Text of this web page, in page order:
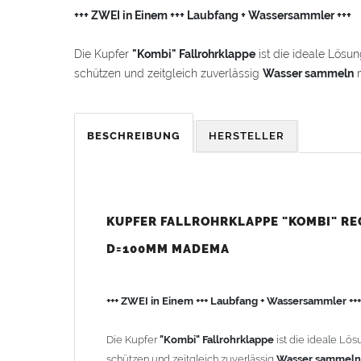
+++ ZWEI in Einem +++ Laubfang + Wassersammler +++
Die Kupfer "Kombi" Fallrohrklappe ist die ideale
schützen und zeitgleich zuverlässig Wasser sammeln
Desweiteren lässt sich der Laubfang "Kombi"
großen Bedienvorteil zu vergleichbaren Systemen.
ca. 30cm lange Anschlussschlauch 1 Zollsind im
Laubschutz in Dachrinnenist, dass der
Material:HochwertigesKupfer , das für seine
Vielseitig einsetzbar:Ideal für den Einsatz in
BESCHREIBUNG HERSTELLER
KUPFER FALLROHRKLAPPE "KOMBI"
D=100MM MADEMA
+++ ZWEI in Einem +++ Laubfang + Wassersammler +++
Die Kupfer"Kombi" Fallrohrklappe ist die ideale